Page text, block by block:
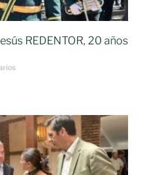
REDENTOR, 20 años